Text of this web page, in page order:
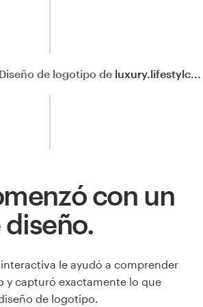
de logotipo de luxury.lifestylc...
con un
le ayudó a comprender
y capturó exactamente lo que
de logotipo.